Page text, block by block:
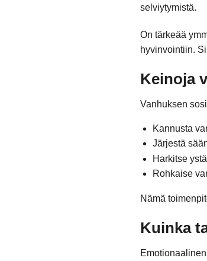
selviytymistä.
On tärkeää
hyvinvointiin.
Keinoja
Vanhuksen
Kannusta
Järjestä
Harkitse
Rohkaise
Nämä
Kuinka